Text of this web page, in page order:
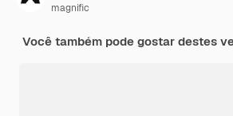
magnific
Você também pode gostar destes